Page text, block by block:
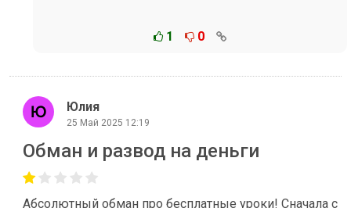
1 0
Юлия
25 Май 2025 12:19
Обман и развод на деньги
Абсолютный обман про бесплатные уроки! Сначала с